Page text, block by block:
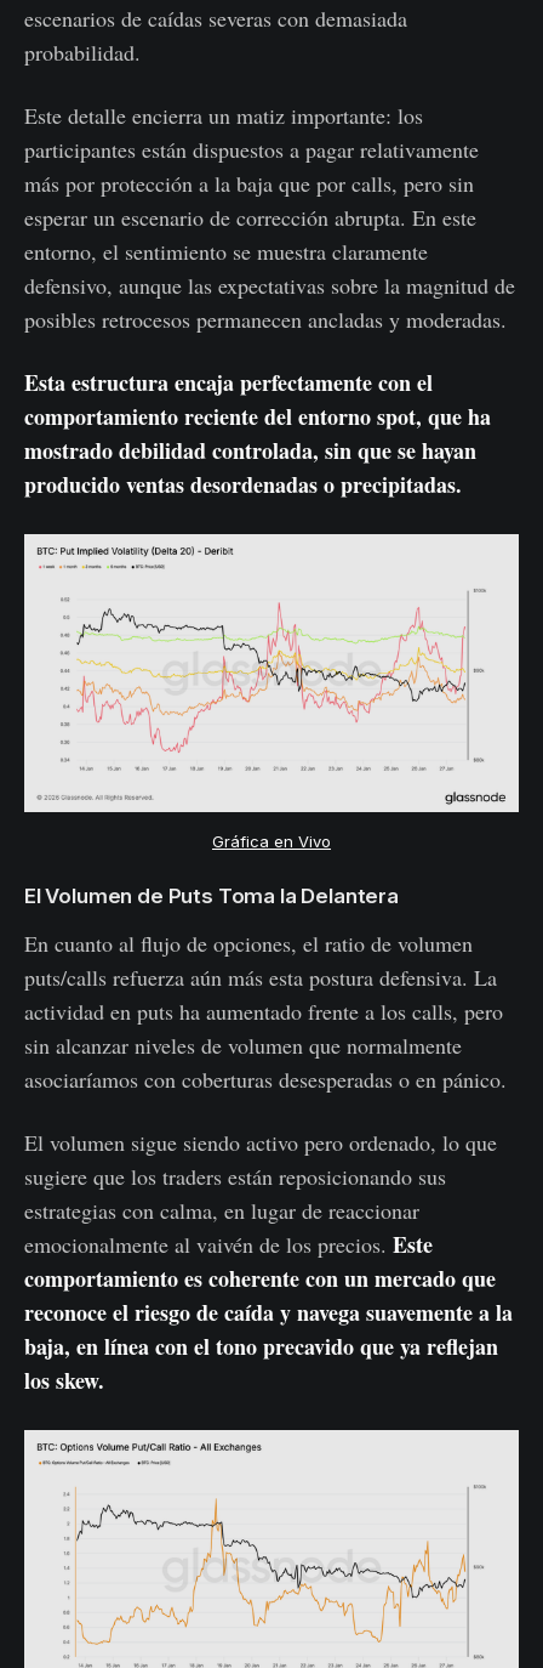
escenarios de caídas severas con demasiada
probabilidad.
Este detalle encierra un matiz importante: los
participantes están dispuestos a pagar relativamente
más por protección a la baja que por calls, pero sin
esperar un escenario de corrección abrupta. En este
entorno, el sentimiento se muestra claramente
defensivo, aunque las expectativas sobre la magnitud de
posibles retrocesos permanecen ancladas y moderadas.
Esta estructura encaja perfectamente con el
comportamiento reciente del entorno spot, que ha
mostrado debilidad controlada, sin que se hayan
producido ventas desordenadas o precipitadas.
Gráfica en Vivo
El Volumen de Puts Toma la Delantera
En cuanto al flujo de opciones, el ratio de volumen
puts/calls refuerza aún más esta postura defensiva. La
actividad en puts ha aumentado frente a los calls, pero
sin alcanzar niveles de volumen que normalmente
asociaríamos con coberturas desesperadas o en pánico.
El volumen sigue siendo activo pero ordenado, lo que
sugiere que los traders están reposicionando sus
estrategias con calma, en lugar de reaccionar
emocionalmente al vaivén de los precios. Este
comportamiento es coherente con un mercado que
reconoce el riesgo de caída y navega suavemente a la
baja, en línea con el tono precavido que ya reflejan
los skew.